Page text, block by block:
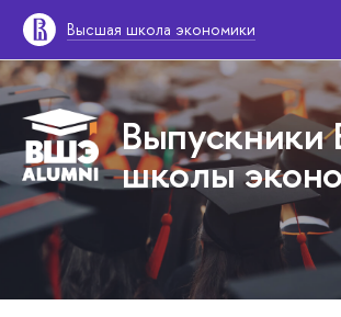
Высшая школа экономики
школы